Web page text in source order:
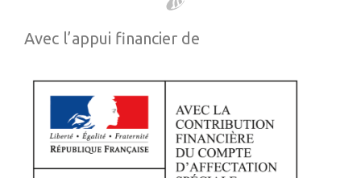
Avec l’appui financier de